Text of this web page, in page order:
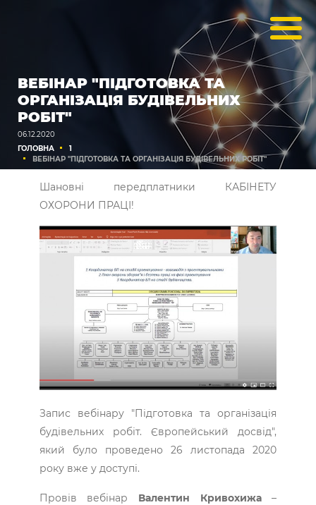
ВЕБІНАР "ПІДГОТОВКА ТА
ОРГАНІЗАЦІЯ БУДІВЕЛЬНИХ
РОБІТ"
06.12.2020
ГОЛОВНА
1
ВЕБІНАР "ПІДГОТОВКА ТА ОРГАНІЗАЦІЯ БУДІВЕЛЬНИХ РОБІТ"
Шановні передплатники КАБІНЕТУ
ОХОРОНИ ПРАЦІ!
Запис вебінару "Підготовка та організація
будівельних робіт. Європейський досвід",
який було проведено 26 листопада 2020
року вже у доступі.
Провів вебінар Валентин Кривохижа–